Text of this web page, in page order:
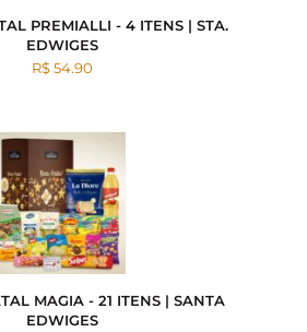
PREMIALLI - 4 ITENS | STA.
EDWIGES
R$ 54.90
MAGIA - 21 ITENS | SANTA
EDWIGES